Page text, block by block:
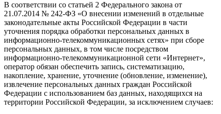
В соответствии со статьей 2 Федерального закона от
21.07.2014 № 242-ФЗ «О внесении изменений в отдельные
законодательные акты Российской Федерации в части
уточнения порядка обработки персональных данных в
информационно-телекоммуникационных сетях» при сборе
персональных данных, в том числе посредством
информационно-телекоммуникационной сети «Интернет»,
оператор обязан обеспечить запись, систематизацию,
накопление, хранение, уточнение (обновление, изменение),
извлечение персональных данных граждан Российской
Федерации с использованием баз данных, находящихся на
территории Российской Федерации, за исключением случаев: